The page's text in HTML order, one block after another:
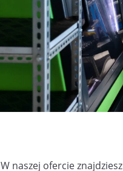
W naszej ofercie znajdziesz